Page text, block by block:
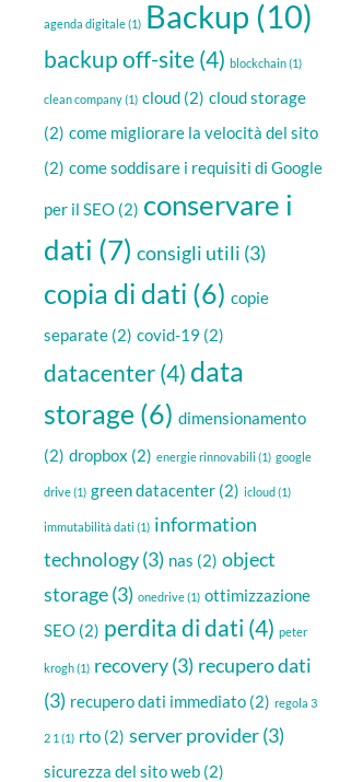
agenda digitale(1) Backup (10)
backup off-site (4) blockchain(1)
clean company(1) cloud (2) cloud storage
(2) come migliorare la velocità del sito
(2) come soddisare i requisiti di Google
per il SEO (2) conservare i
dati (7) consigli utili (3)
copia di dati (6) copie
separate (2) covid-19 (2)
datacenter (4) data
storage (6) dimensionamento
(2) dropbox (2) energie rinnovabili (1) google
drive(1) green datacenter (2) icloud(1)
immutabilità dati (1) information
technology(3) nas (2) object
storage(3) onedrive(1) ottimizzazione
SEO (2) perdita di dati (4) peter
krogh(1) recovery(3) recupero dati
(3) recupero dati immediato (2) regola 3
2 1 (1) rto (2) server provider(3)
sicurezza del sito web (2)